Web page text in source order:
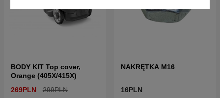
BODY KIT Top cover,
Orange (405X/415X)
269PLN
299PLN
NAKRĘTKA M16
16PLN